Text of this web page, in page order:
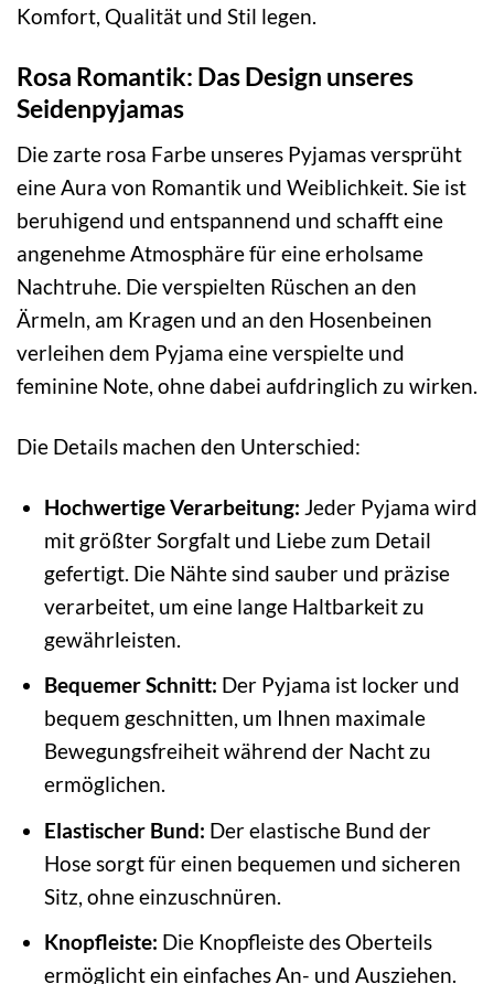
Komfort, Qualität und Stil legen.
Rosa Romantik: Das Design unseres
Seidenpyjamas
Die zarte rosa Farbe unseres Pyjamas versprüht
eine Aura von Romantik und Weiblichkeit. Sie ist
beruhigend und entspannend und schafft eine
angenehme Atmosphäre für eine erholsame
Nachtruhe. Die verspielten Rüschen an den
Ärmeln, am Kragen und an den Hosenbeinen
verleihen dem Pyjama eine verspielte und
feminine Note, ohne dabei aufdringlich zu wirken.
Die Details machen den Unterschied:
Hochwertige Verarbeitung: Jeder Pyjama wird
mit größter Sorgfalt und Liebe zum Detail
gefertigt. Die Nähte sind sauber und präzise
verarbeitet, um eine lange Haltbarkeit zu
gewährleisten.
Bequemer Schnitt: Der Pyjama ist locker und
bequem geschnitten, um Ihnen maximale
Bewegungsfreiheit während der Nacht zu
ermöglichen.
Elastischer Bund: Der elastische Bund der
Hose sorgt für einen bequemen und sicheren
Sitz, ohne einzuschnüren.
Knopfleiste: Die Knopfleiste des Oberteils
ermöglicht ein einfaches An- und Ausziehen.